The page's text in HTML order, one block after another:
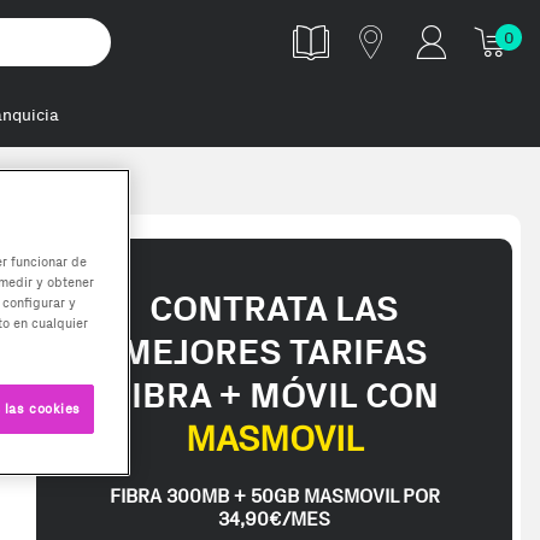
0
interese, con los mejores precios. Gracias a nuestros
CONTRATA LAS
MEJORES TARIFAS
FIBRA + MÓVIL CON
MASMOVIL
FIBRA 300MB + 50GB MASMOVIL POR
34,90€/MES
funcionar de
y obtener
y
en cualquier
cookies